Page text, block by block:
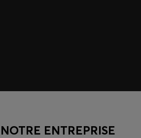
NOTRE ENTREPRISE